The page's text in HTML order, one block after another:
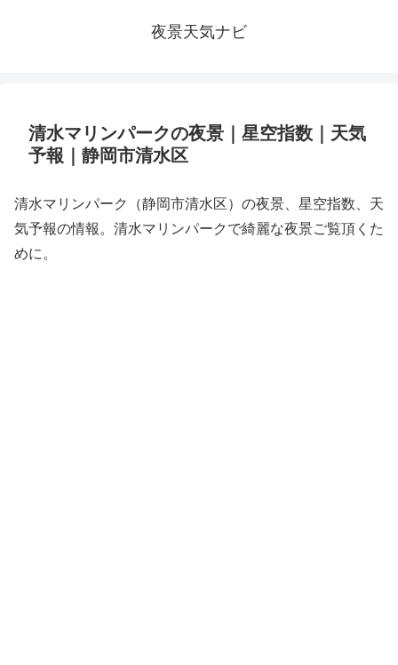
夜景天気ナビ
清水マリンパークの夜景｜星空指数｜天気
予報｜静岡市清水区
清水マリンパーク（静岡市清水区）の夜景、星空指数、天
気予報の情報。清水マリンパークで綺麗な夜景ご覧頂くた
めに。